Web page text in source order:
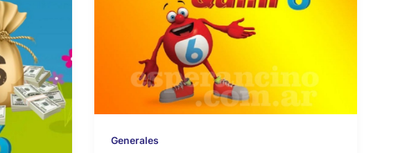
Generales